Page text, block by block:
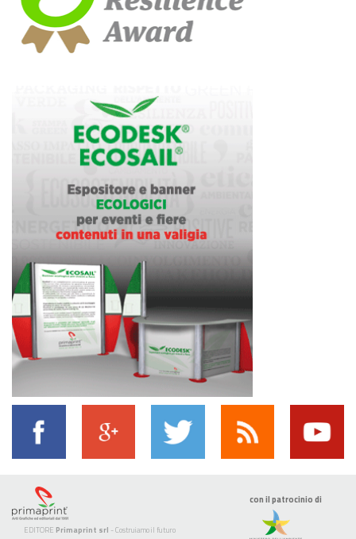
EDITORE Primaprint srl - Costruiamo il futuro
con il patrocinio di